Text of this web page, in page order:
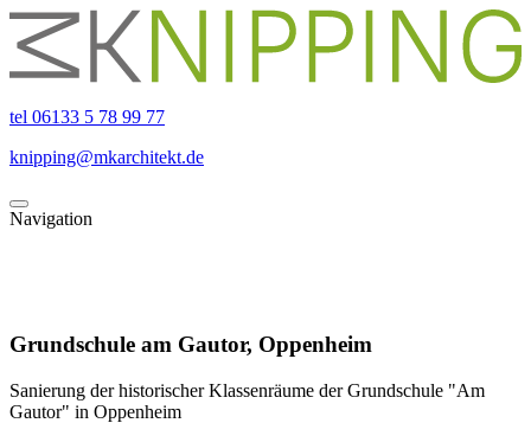
tel 06133 5 78 99 77
knipping@mkarchitekt.de
Navigation
Grundschule am Gautor, Oppenheim
Sanierung der historischer Klassenräume der Grundschule "Am
Gautor" in Oppenheim